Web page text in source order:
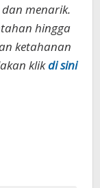
menarik.
hingga
ketahanan
klikdi sini